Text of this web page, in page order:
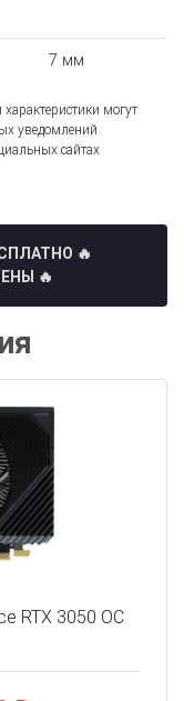
7 мм
могут
уведомлений.
сайтах
🔥
🔥
RTX 3050 OC